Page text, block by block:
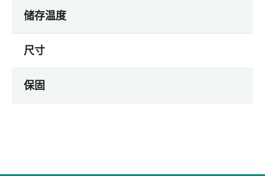
储存温度
尺寸
保固